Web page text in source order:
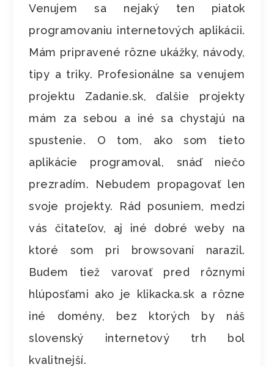
Venujem sa nejaký ten piatok
programovaniu internetových aplikácii.
Mám pripravené rôzne ukážky, návody,
tipy a triky. Profesionálne sa venujem
projektu Zadanie.sk, ďalšie projekty
mám za sebou a iné sa chystajú na
spustenie. O tom, ako som tieto
aplikácie programoval, snáď niečo
prezradím. Nebudem propagovať len
svoje projekty. Rád posuniem, medzi
vás čitateľov, aj iné dobré weby na
ktoré som pri browsovaní narazil.
Budem tiež varovať pred rôznymi
hlúposťami ako je klikacka.sk a rôzne
iné domény, bez ktorých by náš
slovenský internetový trh bol
kvalitnejší.